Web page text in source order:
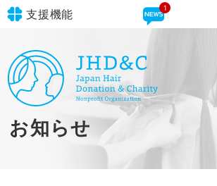
支援機能
文字サイズ 標準
青
やさしいにほんご
1
in simple English
お知らせ